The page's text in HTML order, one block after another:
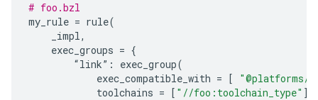
# foo.bzl
my_rule = rule(
_impl,
exec_groups = {
“link” : exec_group(
exec_compatible_with = [
toolchains = [ "//foo:toolchain_type" ],